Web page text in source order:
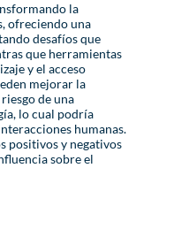
la
ofreciendo una
desafíos que
que herramientas
y el acceso
mejorar la
de una
lo cual podría
humanas.
positivos y negativos
sobre el